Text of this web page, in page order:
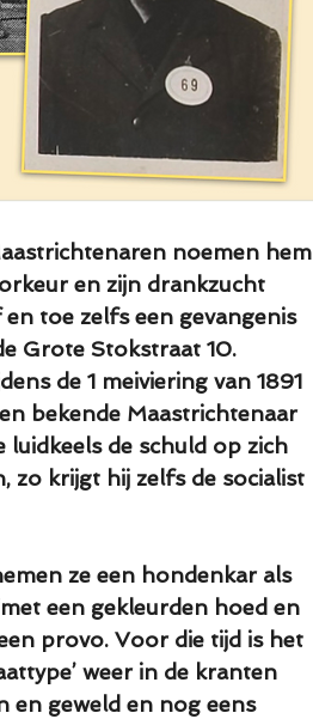
noemen hem
en zijn drankzucht
toe zelfs een gevangenis
Grote Stokstraat 10.
de 1 meiviering van 1891
bekende Maastrichtenaar
de schuld op zich
zo krijgt hij zelfs de socialist
ze een hondenkar als
een gekleurden hoed en
provo. Voor die tijd is het
weer in de kranten
en geweld en nog eens